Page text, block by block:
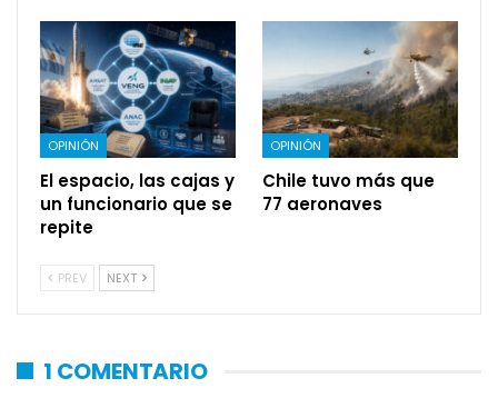
OPINIÓN
El espacio, las cajas y
un funcionario que se
repite
OPINIÓN
Chile tuvo más que
77 aeronaves
PREV NEXT
1 COMENTARIO